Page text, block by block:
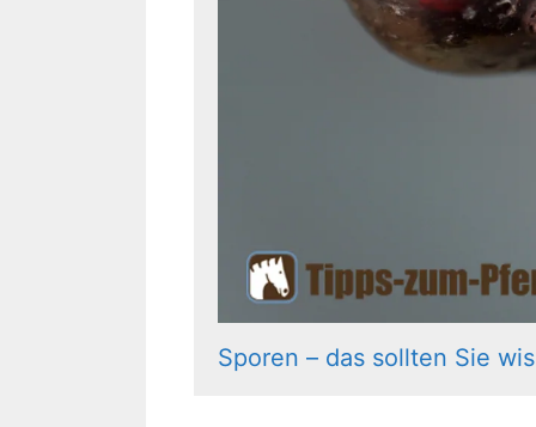
Sporen – das sollten Sie